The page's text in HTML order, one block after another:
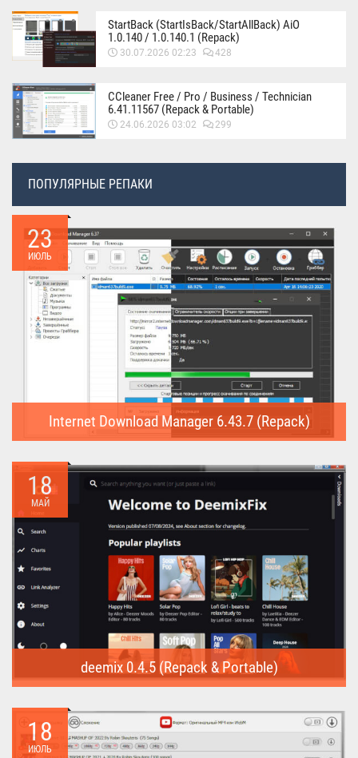
StartBack (StartIsBack/StartAllBack) AiO
1.0.140 / 1.0.140.1 (Repack)
30.07.2026 02:23 428
CCleaner Free / Pro / Business / Technician
6.41.11567 (Repack & Portable)
24.06.2026 03:02 299
ПОПУЛЯРНЫЕ РЕПАКИ
23
ИЮЛЬ
Internet Download Manager 6.43.7 (Repack)
предназначена для...
18
МАЙ
deemix 0.4.5 (Repack & Portable)
треки...
18
ИЮЛЬ